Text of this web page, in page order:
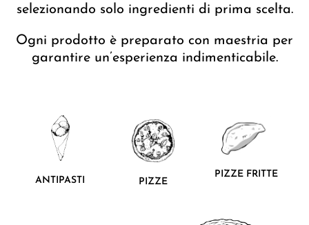
selezionando solo ingredienti di prima scelta.
Ogni prodotto è preparato con maestria per
garantire un’esperienza indimenticabile.
ANTIPASTI PIZZE
PIZZE FRITTE